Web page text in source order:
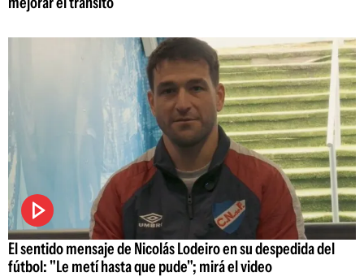
El sentido mensaje de Nicolás Lodeiro en su despedida del
fútbol: "Le metí hasta que pude"; mirá el video